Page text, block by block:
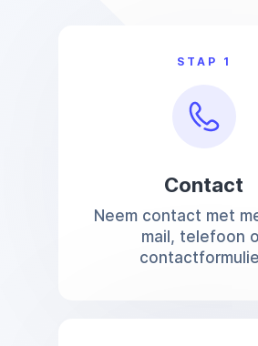
STAP 1
Contact
Neem contact met
mail, telefoon